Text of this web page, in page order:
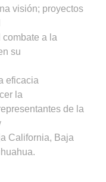
visión; proyectos
a la
su
eficacia
la
de la
California, Baja